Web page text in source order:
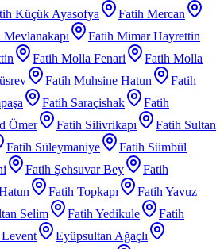
Küçük Ayasofya
Fatih Mercan
Mevlanakapı
Fatih Mimar Hayrettin
Fatih Molla Fenari
Fatih Molla
Fatih Muhsine Hatun
Fatih
Fatih Saraçishak
Fatih
Ömer Fatih Silivrikapı
Fatih Sultan
Fatih Süleymaniye
Fatih Sümbül
Fatih Şehsuvar Bey
Fatih
Fatih Topkapı
Fatih Yavuz
Selim Fatih Yedikule
Fatih
Eyüpsultan Ağaçlı